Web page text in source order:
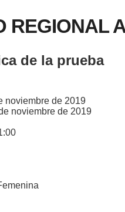
REGIONAL
de la prueba
noviembre de 2019
noviembre de 2019